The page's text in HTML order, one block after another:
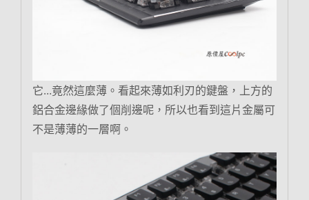
它…竟然這麼薄。看起來薄如利刃的鍵盤，上方的
鋁合金邊緣做了個削邊呢，所以也看到這片金屬可
不是薄薄的一層啊。